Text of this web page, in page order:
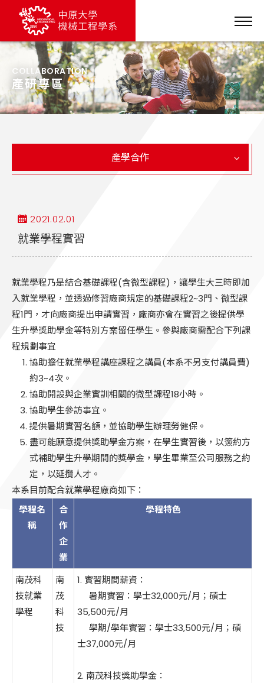
COLLABORATION
產研專區
產學合作
2021.02.01
就業學程實習
就業學程乃是結合基礎課程(含微型課程)，讓學生大三時即加
入就業學程，並透過修習廠商規定的基礎課程2~3門、微型課
程1門，才向廠商提出申請實習，廠商亦會在實習之後提供學
生升學獎助學金等特別方案留任學生。參與廠商需配合下列課
程規劃事宜
協助擔任就業學程講座課程之講員(本系不另支付講員費)
約3~4次。
協助開設與企業實訓相關的微型課程18小時。
協助學生參訪事宜。
提供暑期實習名額，並協助學生辦理勞健保。
盡可能願意提供獎助學金方案，在學生實習後，以簽約方
式補助學生升學期間的獎學金，學生畢業至公司服務之約
定，以延攬人才。
本系目前配合就業學程廠商如下：
學程名
稱
合
作
企
業
學程特色
南茂科
技就業
學程
南
茂
科
技
1. 實習期間薪資：
暑期實習：學士32,000元/月；碩士
35,500元/月
學期/學年實習：學士33,500元/月；碩
士37,000元/月
2. 南茂科技獎助學金：